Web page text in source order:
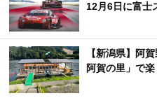
12月6日に富士
【新潟県】阿
阿賀の里」で